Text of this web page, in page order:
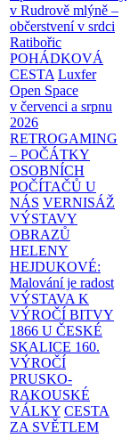
v Rudrově mlýně –
občerstvení v srdci
Ratibořic
POHÁDKOVÁ
CESTA Luxfer
Open Space
v červenci a srpnu
2026
RETROGAMING
– POČÁTKY
OSOBNÍCH
POČÍTAČŮ U
NÁS VERNISÁŽ
VÝSTAVY
OBRAZŮ
HELENY
HEJDUKOVÉ:
Malování je radost
VÝSTAVA K
VÝROČÍ BITVY
1866 U ČESKÉ
SKALICE 160.
VÝROČÍ
PRUSKO-
RAKOUSKÉ
VÁLKY CESTA
ZA SVĚTLEM